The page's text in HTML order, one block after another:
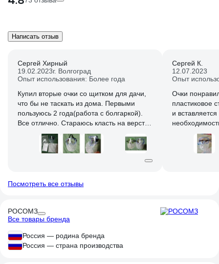
Написать отзыв
Сергей Хирный
19.02.2023г. Волгоград
Опыт использования: Более года
Купил вторые очки со щитком для дачи,
что бы не таскать из дома. Первыми
пользуюсь 2 года(работа с болгаркой).
Все отлично. Стараюсь класть на верстак
аккуратно, но не всегда получается. Очки
без царапин. Картинку не искажают. На
фото они зеленые. Очень большой плюс,
Сергей К.
12.07.2023
Опыт
Очки
пластиковое
и
главное - не
Посмотреть все отзывы
РОСОМЗ
Все товары бренда
Россия — родина бренда
Россия — страна производства